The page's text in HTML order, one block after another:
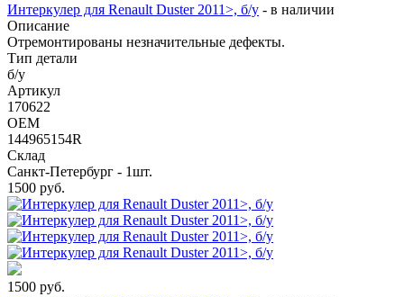
Интеркулер для Renault Duster 2011>, б/у - в наличии
Описание
Отремонтированы незначительные дефекты.
Тип детали
б/у
Артикул
170622
OEM
144965154R
Склад
Санкт-Петербург - 1шт.
1500 руб.
1500 руб.